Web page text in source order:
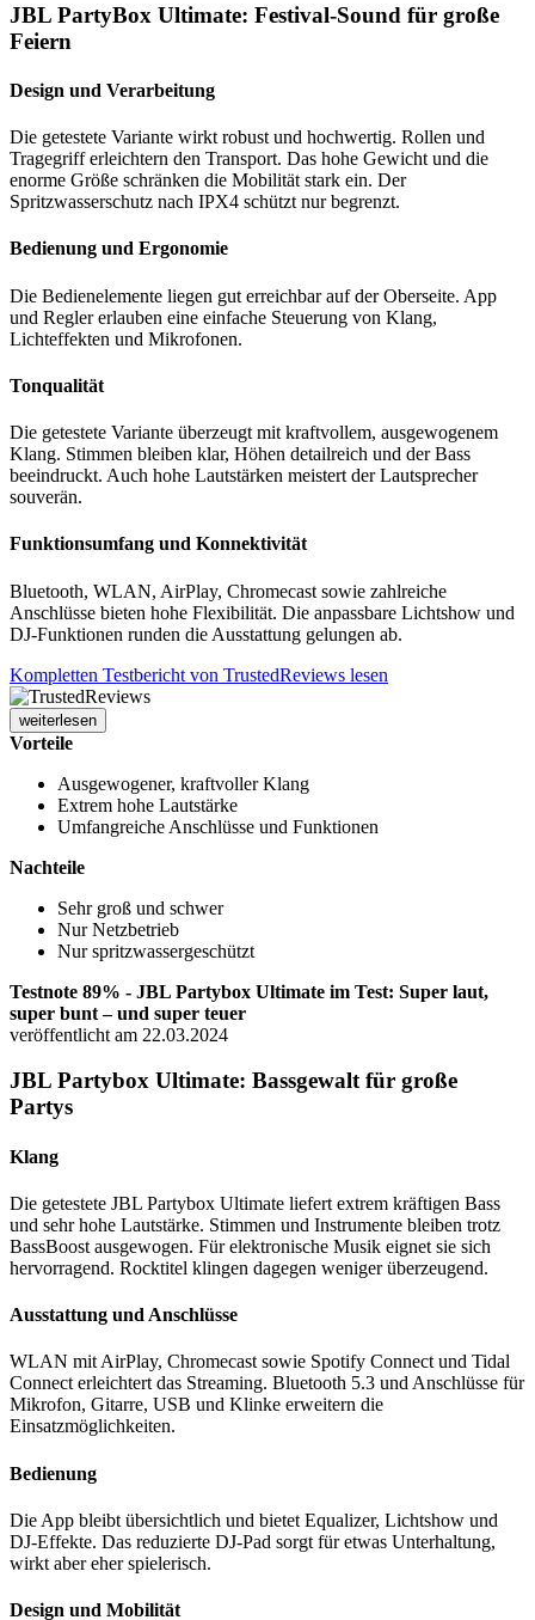
JBL PartyBox Ultimate: Festival-Sound für große
Feiern
Design und Verarbeitung
Die getestete Variante wirkt robust und hochwertig. Rollen und
Tragegriff erleichtern den Transport. Das hohe Gewicht und die
enorme Größe schränken die Mobilität stark ein. Der
Spritzwasserschutz nach IPX4 schützt nur begrenzt.
Bedienung und Ergonomie
Die Bedienelemente liegen gut erreichbar auf der Oberseite. App
und Regler erlauben eine einfache Steuerung von Klang,
Lichteffekten und Mikrofonen.
Tonqualität
Die getestete Variante überzeugt mit kraftvollem, ausgewogenem
Klang. Stimmen bleiben klar, Höhen detailreich und der Bass
beeindruckt. Auch hohe Lautstärken meistert der Lautsprecher
souverän.
Funktionsumfang und Konnektivität
Bluetooth, WLAN, AirPlay, Chromecast sowie zahlreiche
Anschlüsse bieten hohe Flexibilität. Die anpassbare Lichtshow und
DJ-Funktionen runden die Ausstattung gelungen ab.
Kompletten Testbericht von TrustedReviews lesen
weiterlesen
Vorteile
Ausgewogener, kraftvoller Klang
Extrem hohe Lautstärke
Umfangreiche Anschlüsse und Funktionen
Nachteile
Sehr groß und schwer
Nur Netzbetrieb
Nur spritzwassergeschützt
Testnote 89% - JBL Partybox Ultimate im Test: Super laut,
super bunt – und super teuer
veröffentlicht am 22.03.2024
JBL Partybox Ultimate: Bassgewalt für große
Partys
Klang
Die getestete JBL Partybox Ultimate liefert extrem kräftigen Bass
und sehr hohe Lautstärke. Stimmen und Instrumente bleiben trotz
BassBoost ausgewogen. Für elektronische Musik eignet sie sich
hervorragend. Rocktitel klingen dagegen weniger überzeugend.
Ausstattung und Anschlüsse
WLAN mit AirPlay, Chromecast sowie Spotify Connect und Tidal
Connect erleichtert das Streaming. Bluetooth 5.3 und Anschlüsse für
Mikrofon, Gitarre, USB und Klinke erweitern die
Einsatzmöglichkeiten.
Bedienung
Die App bleibt übersichtlich und bietet Equalizer, Lichtshow und
DJ-Effekte. Das reduzierte DJ-Pad sorgt für etwas Unterhaltung,
wirkt aber eher spielerisch.
Design und Mobilität